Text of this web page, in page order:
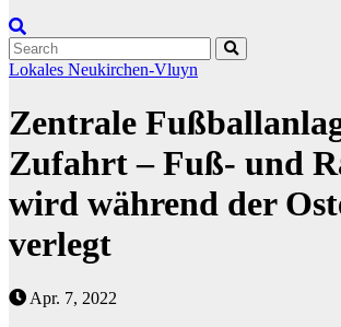
Lokales Neukirchen-Vluyn
Zentrale
Zufahrt – Fuß- und
wird während der
verlegt
Apr. 7, 2022